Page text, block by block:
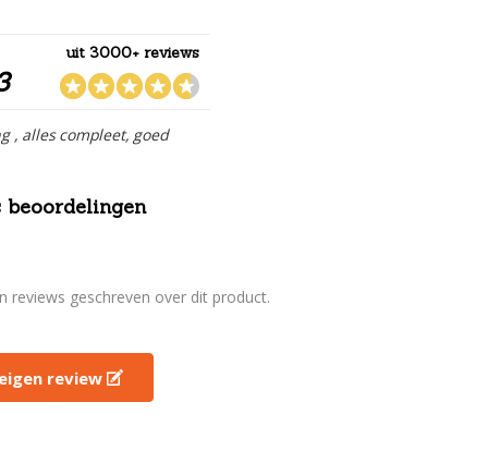
uit 3000+ reviews
, alles compleet, goed
beoordelingen
reviews geschreven over dit product.
review